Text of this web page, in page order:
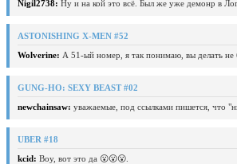
Nigil2738: Ну и на кой это всё. Был же уже демонр в
ASTONISHING X-MEN #52
Wolverine: А 51-ый номер, я так понимаю, вы делать не
GUNG-HO: SEXY BEAST #02
newchainsaw: уважаемые, под ссылками пишется, что
UBER #18
kcid: Воу, вот это да 😮😮😮.